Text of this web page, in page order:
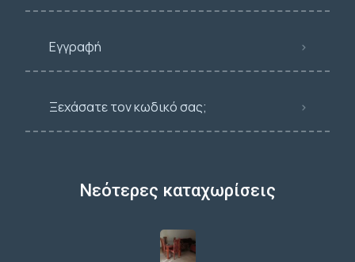
Εγγραφή
Ξεχάσατε τον κωδικό σας;
Νεότερες καταχωρίσεις